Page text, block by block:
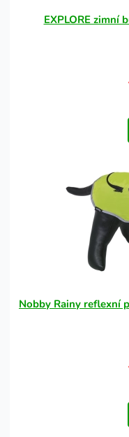
EXPLORE zimní
Nobby Rainy reflexní